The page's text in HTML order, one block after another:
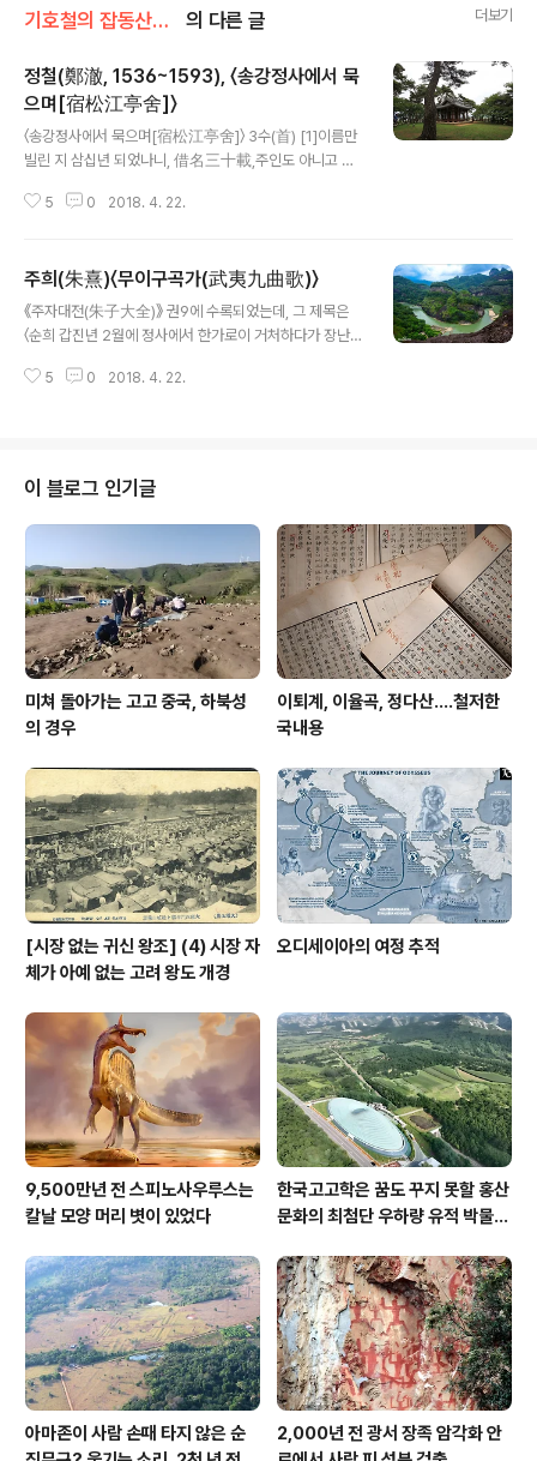
기호철의 잡동산이雜同散異 의 다른 글 더보기
정철(鄭澈, 1536~1593), 〈송강정사에서 묵
으며[宿松江亭舍]〉
〈송강정사에서 묵으며[宿松江亭舍]〉 3수(首) [1]이름만
빌린 지 삼십년 되었나니, 借名三十載,주인도 아니고 손
고서, 茅茨纔盖屋,도로 일어나 북으로 돌아갈 사람. 復作
들 주인과 객을 배웅하려고, 沙鷗送主客, 물속 모래톱에
도로 내려앉는다. 還下水中洲。 [3]밝은 달 적막한 뜰에
떠 있거늘, 明月在空庭, 송강정사 주인은 어디를 가셨소.
門, 바람과 소나무 밤 깊도록 이야기. 風松夜深語。 [해
5 0 2018. 4. 22.
주희(朱熹)〈무이구곡가(武夷九曲歌)〉
《주자대전(朱子大全)》 권9에 수록되었는데, 그 제목은
〈순희 갑진년 2월에 정사에서 한가로이 거처하다가 장난삼
번 웃노라[淳熙甲辰仲春 精舍閒居 戱作武夷櫂歌十
곡에 무이정사(武夷精舍)를 짓고 〈무이정사잡영(武夷精
舍雜詠)〉을 지었고, 이듬해 이 〈무이구곡가〉를 지었다. 〈무
이구곡가〉는 서(序) 1수와 1곡부터 9곡까지 각각 1수씩 열
수로 되어 있다. [1] 무이산 산속에 신선이 살고 있고 武夷
山上有仙靈 산 아래 찬 냇물 굽이굽이 맑아라 山下寒流
曲曲淸 그 속의 멋진 경치 아시고 싶거들랑 欲..
5 0 2018. 4. 22.
이 블로그 인기글
미쳐 돌아가는 고고 중국, 하북성
의 경우
이퇴계, 이율곡, 정다산....철저한
국내용
[시장 없는 귀신 왕조] (4) 시장 자
체가 아예 없는 고려 왕도 개경
오디세이아의 여정 추적
9,500만년 전 스피노사우루스는
칼날 모양 머리 볏이 있었다
한국고고학은 꿈도 꾸지 못할 홍산
문화의 최첨단 우하량 유적 박물관
아마존이 사람 손때 타지 않은 순
2,000년 전 광서 장족 암각화 안